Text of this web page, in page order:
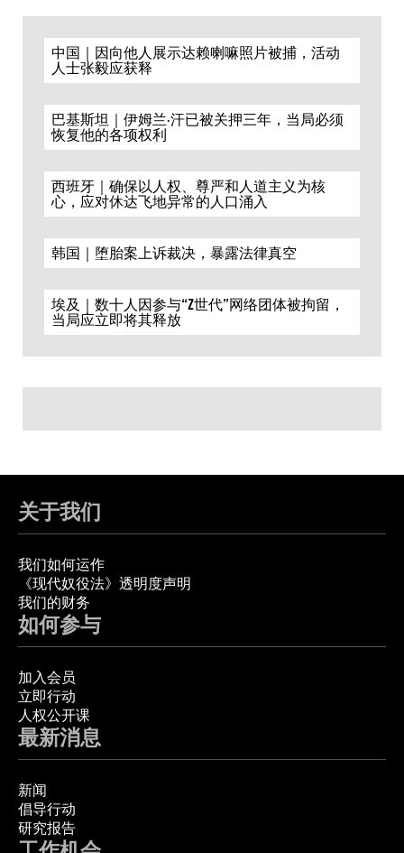
中国｜因向他人展示达赖喇嘛照片被捕，活动
人士张毅应获释
巴基斯坦｜伊姆兰·汗已被关押三年，当局必须
恢复他的各项权利
西班牙｜确保以人权、尊严和人道主义为核
心，应对休达飞地异常的人口涌入
韩国｜堕胎案上诉裁决，暴露法律真空
埃及｜数十人因参与“Z世代”网络团体被拘留，
当局应立即将其释放
关于我们
我们如何运作
《现代奴役法》透明度声明
我们的财务
如何参与
加入会员
立即行动
人权公开课
最新消息
新闻
倡导行动
研究报告